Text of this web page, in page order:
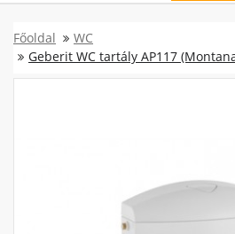
Főoldal
WC
Geberit WC tartály AP117